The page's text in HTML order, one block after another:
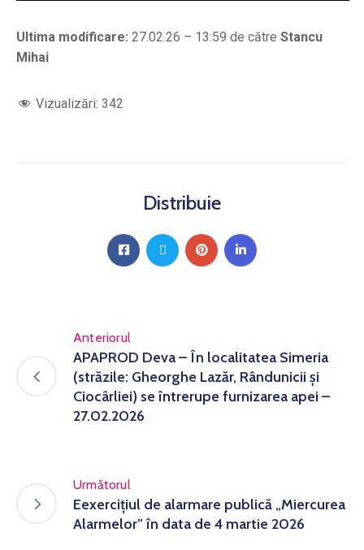
Ultima modificare: 27.02.26 – 13:59 de către Stancu
Mihai
Vizualizări: 342
Distribuie
Anteriorul
APAPROD Deva – În localitatea Simeria
(străzile: Gheorghe Lazăr, Rândunicii și
Ciocârliei) se întrerupe furnizarea apei –
27.02.2026
Următorul
Eexercițiul de alarmare publică „Miercurea
Alarmelor” în data de 4 martie 2026